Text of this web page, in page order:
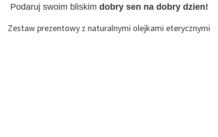
Podaruj swoim bliskim dobry sen na dobry dzien!
Zestaw prezentowy z naturalnymi olejkami eterycznymi